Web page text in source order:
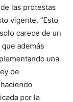
las protestas
vigente. “Esto
carece de un
además
una
de
por la